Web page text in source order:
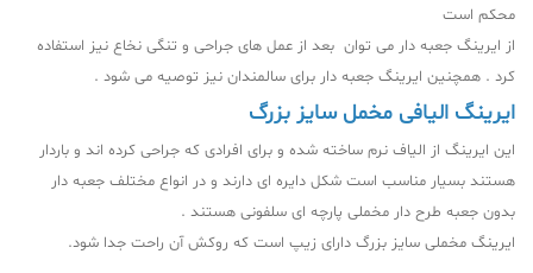
محکم است
از ایرینگ جعبه دار می توان بعد از عمل های جراحی و تنگی نخاع نیز استفاده
کرد . همچنین ایرینگ جعبه دار برای سالمندان نیز توصیه می شود .
ایرینگ الیافی مخمل سایز بزرگ
این ایرینگ از الیاف نرم ساخته شده و برای افرادی که جراحی کرده اند‌ و باردار
هستند بسیار مناسب است شکل دایره ای دارند و در انواع مختلف جعبه دار
بدون جعبه طرح دار مخملی پارچه ای سلفونی هستند .
ایرینگ مخملی سایز بزرگ دارای زیپ است که روکش آن راحت جدا شود.